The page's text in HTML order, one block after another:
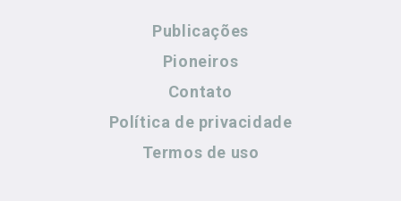
Publicações
Pioneiros
Contato
Política de privacidade
Termos de uso